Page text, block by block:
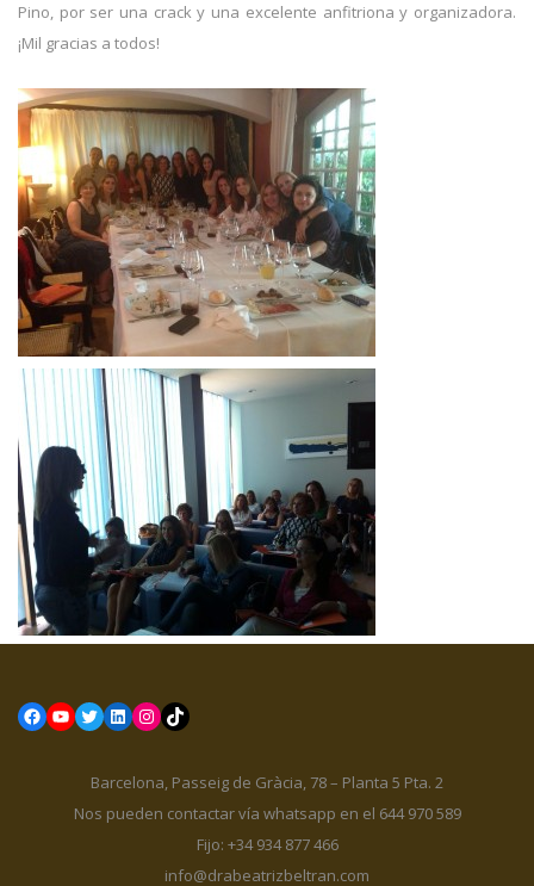
Pino, por ser una crack y una excelente anfitriona y organizadora.
¡Mil gracias a todos!
Facebook
YouTube
Twitter
LinkedIn
Instagram
TikTok
Barcelona, Passeig de Gràcia, 78 – Planta 5 Pta. 2
Nos pueden contactar vía whatsapp en el 644 970 589
Fijo: +34 934 877 466
info@drabeatrizbeltran.com